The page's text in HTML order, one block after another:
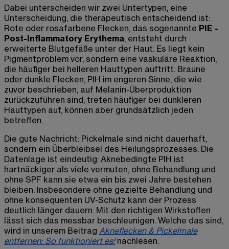
Dabei unterscheiden wir zwei Untertypen, eine
Unterscheidung, die therapeutisch entscheidend ist:
Rote oder rosafarbene Flecken, das sogenannte PIE -
Post-Inflammatory Erythema, entsteht durch
erweiterte Blutgefäße unter der Haut. Es liegt kein
Pigmentproblem vor, sondern eine vaskuläre Reaktion,
die häufiger bei helleren Hauttypen auftritt. Braune
oder dunkle Flecken, PIH im engeren Sinne, die wie
zuvor beschrieben, auf Melanin-Überproduktion
zurückzuführen sind, treten häufiger bei dunkleren
Hauttypen auf, können aber grundsätzlich jeden
betreffen.
Die gute Nachricht: Pickelmale sind nicht dauerhaft,
sondern ein Überbleibsel des Heilungsprozesses. Die
Datenlage ist eindeutig: Aknebedingte PIH ist
hartnäckiger als viele vermuten, ohne Behandlung und
ohne SPF kann sie etwa ein bis zwei Jahre bestehen
bleiben. Insbesondere ohne gezielte Behandlung und
ohne konsequenten UV-Schutz kann der Prozess
deutlich länger dauern. Mit den richtigen Wirkstoffen
lässt sich das messbar beschleunigen. Welche das sind,
wird in unserem Beitrag Akneflecken & Pickelmale
entfernen: So funktioniert es!nachlesen.